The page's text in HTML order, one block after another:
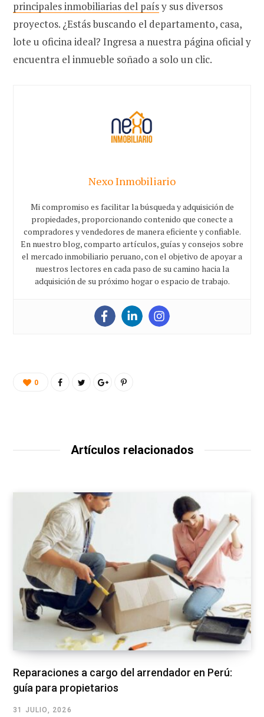
principales inmobiliarias del paísy sus diversos
proyectos. ¿Estás buscando el departamento, casa,
lote u oficina ideal? Ingresa a nuestra página oficial y
encuentra el inmueble soñado a solo un clic.
Nexo Inmobiliario
Mi compromiso es facilitar la búsqueda y adquisición de
propiedades, proporcionando contenido que conecte a
compradores y vendedores de manera eficiente y confiable.
En nuestro blog, comparto artículos, guías y consejos sobre
el mercado inmobiliario peruano, con el objetivo de apoyar a
nuestros lectores en cada paso de su camino hacia la
adquisición de su próximo hogar o espacio de trabajo.
0
Artículos relacionados
Reparaciones a cargo del arrendador en Perú:
guía para propietarios
31 JULIO, 2026